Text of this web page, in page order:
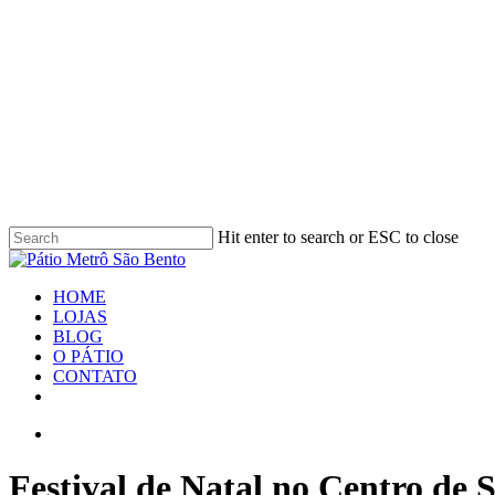
Hit enter to search or ESC to close
Close
search
Menu
HOME
LOJAS
BLOG
O PÁTIO
CONTATO